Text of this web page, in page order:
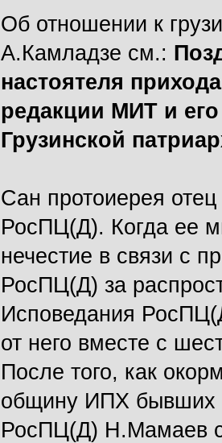
Об отношении к
А.Камладзе см.:
настоятеля
редакции МИТ и
Грузинской
Сан протоиерея
РосПЦ(Д). Когда ее
нечестие в связи с
РосПЦ(Д) за
Исповедания
от него вместе с
После того, как
общину ИПХ бывших
РосПЦ(Д) Н.Мамаев